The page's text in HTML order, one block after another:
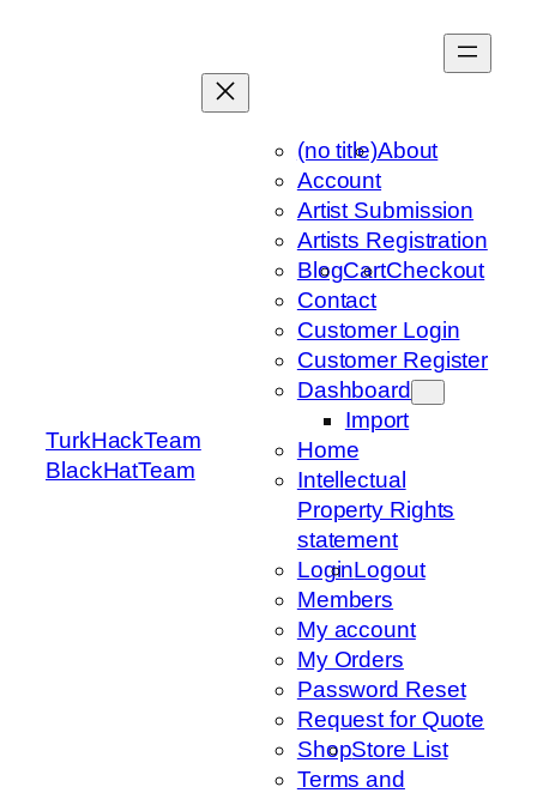
TurkHackTeam
BlackHatTeam
(no title)About
Account
Artist Submission
Artists Registration
BlogCartCheckout
Contact
Customer Login
Customer Register
Dashboard
Import
Home
Intellectual
Property Rights
statement
LoginLogout
Members
My account
My Orders
Password Reset
Request for Quote
ShopStore List
Terms and